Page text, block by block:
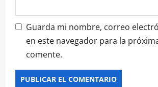
Guarda mi nombre, correo
en este navegador para la
comente.